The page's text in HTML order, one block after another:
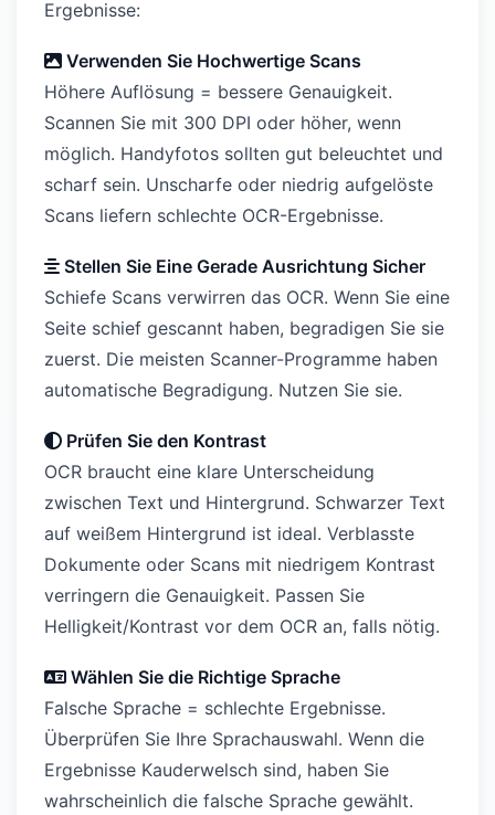
Ergebnisse:
Verwenden Sie Hochwertige Scans
Höhere Auflösung = bessere Genauigkeit.
Scannen Sie mit 300 DPI oder höher, wenn
möglich. Handyfotos sollten gut beleuchtet und
scharf sein. Unscharfe oder niedrig aufgelöste
Scans liefern schlechte OCR-Ergebnisse.
Stellen Sie Eine Gerade Ausrichtung Sicher
Schiefe Scans verwirren das OCR. Wenn Sie eine
Seite schief gescannt haben, begradigen Sie sie
zuerst. Die meisten Scanner-Programme haben
automatische Begradigung. Nutzen Sie sie.
Prüfen Sie den Kontrast
OCR braucht eine klare Unterscheidung
zwischen Text und Hintergrund. Schwarzer Text
auf weißem Hintergrund ist ideal. Verblasste
Dokumente oder Scans mit niedrigem Kontrast
verringern die Genauigkeit. Passen Sie
Helligkeit/Kontrast vor dem OCR an, falls nötig.
Wählen Sie die Richtige Sprache
Falsche Sprache = schlechte Ergebnisse.
Überprüfen Sie Ihre Sprachauswahl. Wenn die
Ergebnisse Kauderwelsch sind, haben Sie
wahrscheinlich die falsche Sprache gewählt.